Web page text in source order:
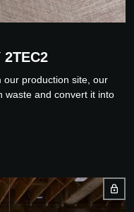
2TEC2
our production site, our
waste and convert it into